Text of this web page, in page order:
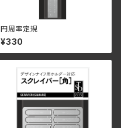
円周率定規
¥330